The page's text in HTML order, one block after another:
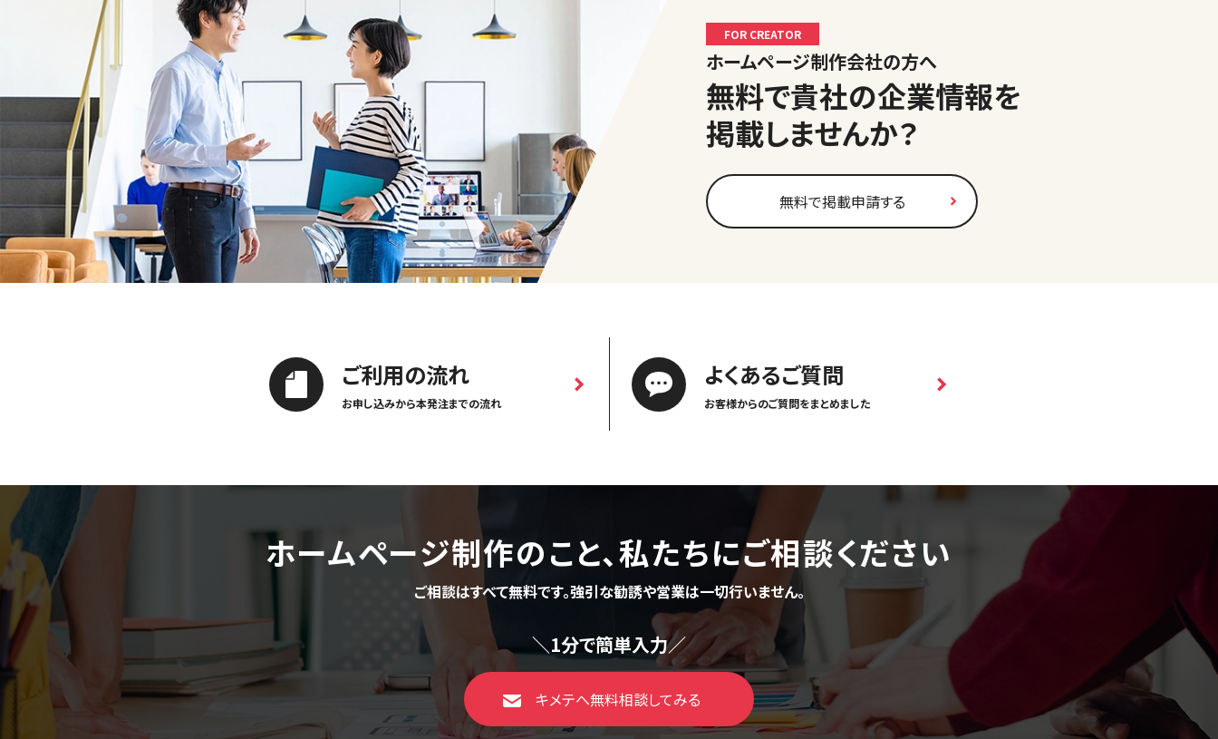
FOR CREATOR
ホームページ制作会社の方へ
無料で貴社の企業情報を
掲載しませんか？
無料で掲載申請する
ご利用の流れ
お申し込みから本発注までの流れ
よくあるご質問
お客様からのご質問をまとめました
ホームページ制作のこと、私たちにご相談ください
ご相談はすべて無料です。強引な勧誘や営業は一切行いません。
＼1分で簡単入力／
キメテへ無料相談してみる